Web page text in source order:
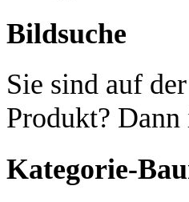
Bildsuche
Sie sind auf
Produkt?
Kategorie-